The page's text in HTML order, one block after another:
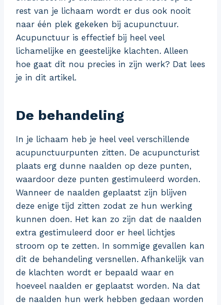
rest van je lichaam wordt er dus ook nooit
naar één plek gekeken bij acupunctuur.
Acupunctuur is effectief bij heel veel
lichamelijke en geestelijke klachten. Alleen
hoe gaat dit nou precies in zijn werk? Dat lees
je in dit artikel.
De behandeling
In je lichaam heb je heel veel verschillende
acupunctuurpunten zitten. De acupuncturist
plaats erg dunne naalden op deze punten,
waardoor deze punten gestimuleerd worden.
Wanneer de naalden geplaatst zijn blijven
deze enige tijd zitten zodat ze hun werking
kunnen doen. Het kan zo zijn dat de naalden
extra gestimuleerd door er heel lichtjes
stroom op te zetten. In sommige gevallen kan
dit de behandeling versnellen. Afhankelijk van
de klachten wordt er bepaald waar en
hoeveel naalden er geplaatst worden. Na dat
de naalden hun werk hebben gedaan worden